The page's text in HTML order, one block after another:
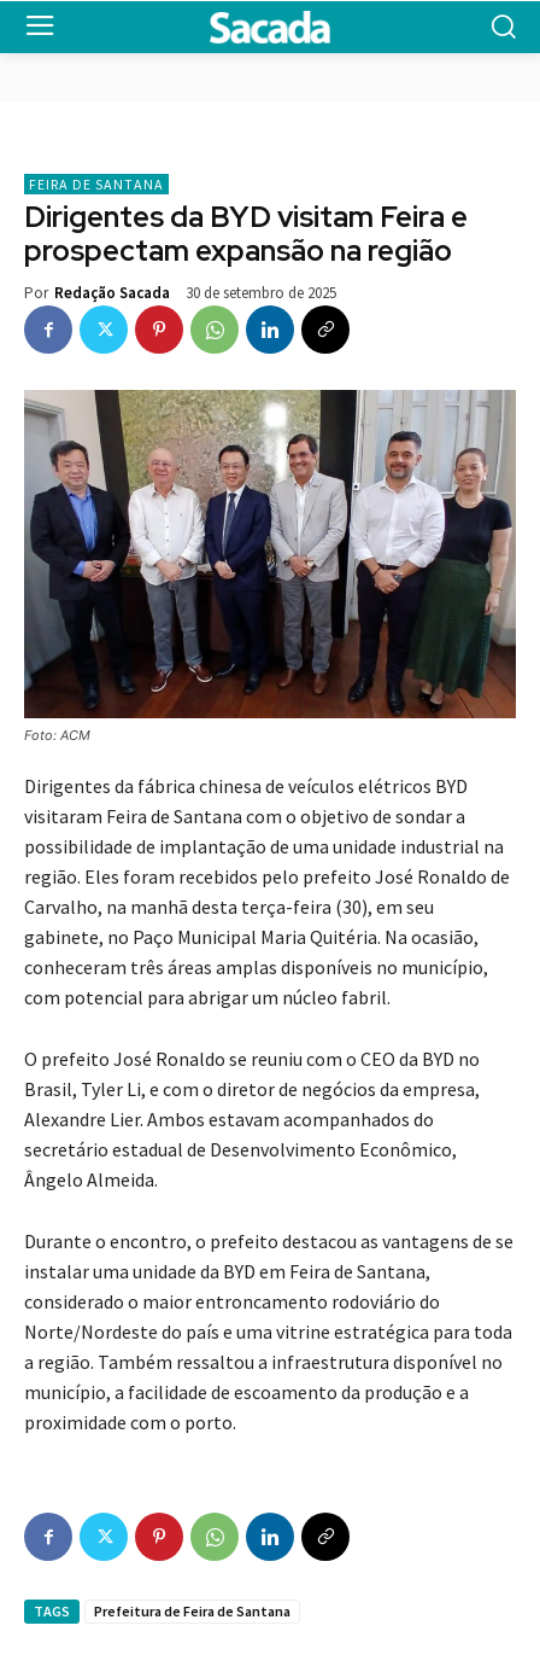
FEIRA DE SANTANA
Dirigentes da BYD visitam Feira e
prospectam expansão na região
Por Redação Sacada 30 de setembro de 2025
Foto: ACM
Dirigentes da fábrica chinesa de veículos elétricos BYD
visitaram Feira de Santana com o objetivo de sondar a
possibilidade de implantação de uma unidade industrial na
região. Eles foram recebidos pelo prefeito José Ronaldo de
Carvalho, na manhã desta terça-feira (30), em seu
gabinete, no Paço Municipal Maria Quitéria. Na ocasião,
conheceram três áreas amplas disponíveis no município,
com potencial para abrigar um núcleo fabril.
O prefeito José Ronaldo se reuniu com o CEO da BYD no
Brasil, Tyler Li, e com o diretor de negócios da empresa,
Alexandre Lier. Ambos estavam acompanhados do
secretário estadual de Desenvolvimento Econômico,
Ângelo Almeida.
Durante o encontro, o prefeito destacou as vantagens de se
instalar uma unidade da BYD em Feira de Santana,
considerado o maior entroncamento rodoviário do
Norte/Nordeste do país e uma vitrine estratégica para toda
a região. Também ressaltou a infraestrutura disponível no
município, a facilidade de escoamento da produção e a
proximidade com o porto.
TAGS Prefeitura de Feira de Santana